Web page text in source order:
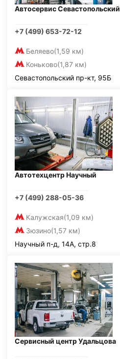
Автосервис Севастопольский
+7 (499) 653-72-12
Беляево(1,59 км)
Коньково(1,87 км)
Севастопольский пр-кт, 95Б
Автотехцентр Научный
+7 (499) 288-05-36
Калужская(1,09 км)
Зюзино(1,57 км)
Научный п-д, 14А, стр.8
Сервисный центр Удальцова